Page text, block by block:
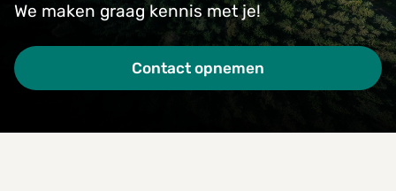
We maken graag kennis met je!
Contact opnemen